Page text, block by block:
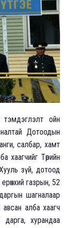
тэмдэглэлт ойн
Дотоодын
салбар, хамт
хаагчийг Төрийн
зүй, дотоод
газрын, 52
шагналаар
алба хаагч
хурандаа